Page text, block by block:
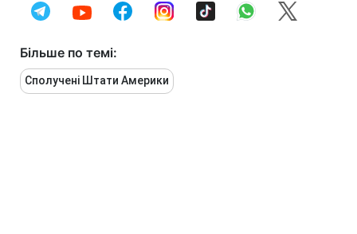
Більше по темі:
Сполучені Штати Америки